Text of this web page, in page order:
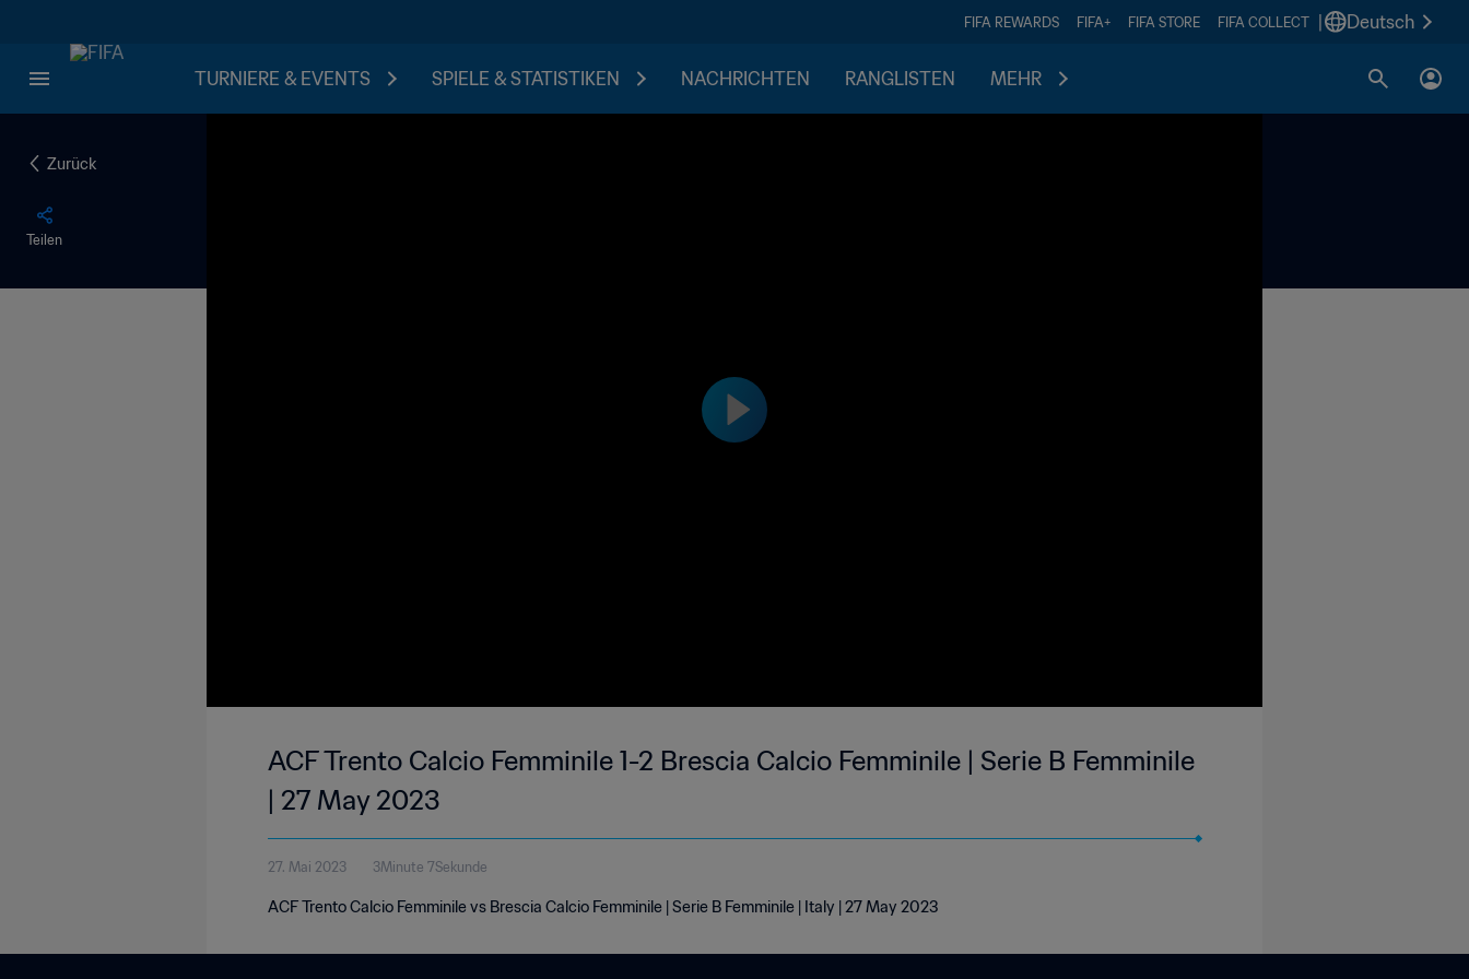
FIFA REWARDS FIFA+ FIFA STORE FIFA COLLECT Deutsch
TURNIERE & EVENTS SPIELE & STATISTIKEN NACHRICHTEN RANGLISTEN MEHR
Zurück
Teilen
ACF Trento Calcio Femminile 1-2 Brescia Calcio Femminile | Serie B Femminile
| 27 May 2023
27. Mai 2023 3Minute 7Sekunde
ACF Trento Calcio Femminile vs Brescia Calcio Femminile | Serie B Femminile | Italy | 27 May 2023